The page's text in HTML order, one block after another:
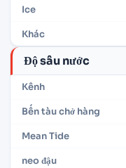
Ice
Khác
Độ sâu nước
Kênh
Bến tàu chở hàng
Mean Tide
neo đậu